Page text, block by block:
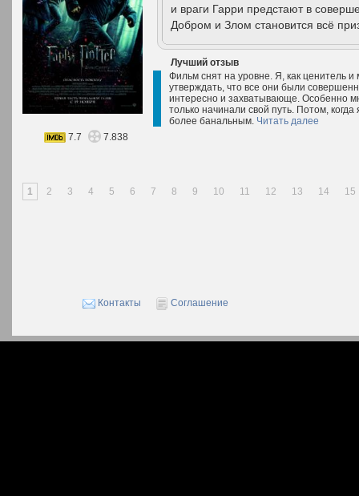
и враги Гарри предстают в
Добром и Злом становится всё
Лучший отзыв
Фильм снят на уровне. Я, как ценитель
утверждать, что все они были
интересно и захватывающе. Особенно
только начинали свой путь. Потом,
более банальным. Читать далее
7.7
7.838
1 2 3 4 5 6 7 8 9 10 11 12 13 14 15
Контакты Соглашение